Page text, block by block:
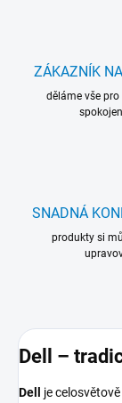
ZÁKAZNÍK
děláme vše pro
SNADNÁ
produkty si
Dell –
Dell
je